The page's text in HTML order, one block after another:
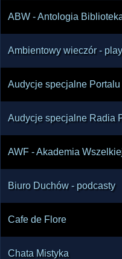
ABW - Antologia
Ambientowy wieczór -
Audycje specjalne
Audycje specjalne Radia
AWF - Akademia
Biuro Duchów - podcasty
Cafe de Flore
Chata Mistyka